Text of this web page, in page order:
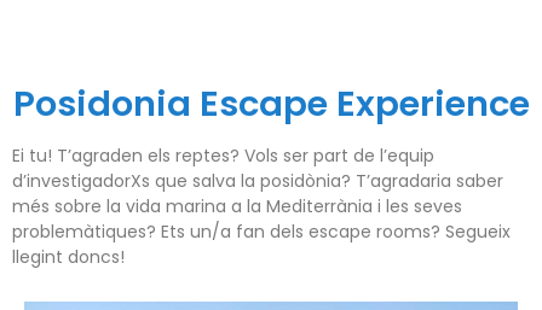
Posidonia Escape Experience
Ei tu! T’agraden els reptes? Vols ser part de l’equip
d’investigadorXs que salva la posidònia? T’agradaria saber
més sobre la vida marina a la Mediterrània i les seves
problemàtiques? Ets un/a fan dels escape rooms? Segueix
llegint doncs!